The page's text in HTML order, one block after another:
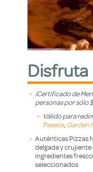
Disfruta
¡Certificado de
personas por sólo
Válido para
Paseos, Garden
Auténticas Pizzas
delgada y crujiente
ingredientes
seleccionados